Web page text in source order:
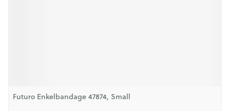
Futuro Enkelbandage 47874, Small